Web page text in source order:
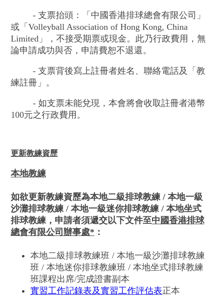
- 支票抬頭：「中國香港排球總會有限公司」
或「Volleyball Association of Hong Kong, China
Limited」，不接受期票或現金。此乃行政費用，無
論申請成功與否，申請費恕不退還。
- 支票背後寫上註冊者姓名、聯絡電話及「教
練註冊」。
- 如支票未能兌現，本會將會收取註冊者港幣
100元之行政費用。
更新教練資歷
本地教練
如欲更新教練資歷為本地二級排球教練 / 本地一級
沙灘排球教練 / 本地一級迷你排球教練 / 本地坐式
排球教練，申請者須遞交以下文件至中國香港排球
總會有限公司辦事處* ：
本地二級排球教練班 / 本地一級沙灘排球教練
班 / 本地迷你排球教練班 / 本地坐式排球教練
班課程出席/完成證書副本
實習工作記錄表及實習工作評估表正本